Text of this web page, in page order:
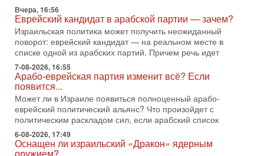
переговоров с Ираном, но Тегеран пока не подтвердил
готовность к диалогу. По словам американского
2-08-2026, 08:42
Трамп отменил удар по Ирану - НОВОСТИ
02/08/2026
Президент США Дональд Трамп сегодня заявил об отмене
подготовленного удара по Ирану после обращений
Тегерана и других стран региона. По его словам,
1-08-2026, 17:50
«Русский голос» Израиля: кто заберет его на этот
раз?
Голоса русскоязычных репатриантов не раз кардинально
меняли политический ландшафт Израиля. Достаточно
Вчера, 16:56
Еврейский кандидат в арабской партии — зачем?
Израильская политика может получить неожиданный
поворот: еврейский кандидат — на реальном месте в
списке одной из арабских партий. Причем речь идет
7-08-2026, 16:55
Арабо-еврейская партия изменит всё? Если
появится...
Может ли в Израиле появиться полноценный арабо-
еврейский политический альянс? Что произойдет с
политическим раскладом сил, если арабский список
6-08-2026, 17:49
Оснащен ли израильский «Дракон» ядерным